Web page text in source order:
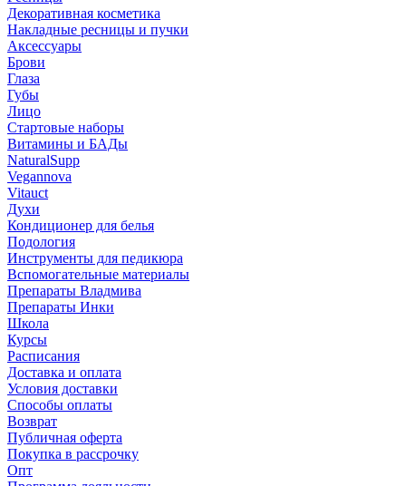
Декоративная косметика
Накладные ресницы и пучки
Аксессуары
Брови
Глаза
Губы
Лицо
Стартовые наборы
Витамины и БАДы
NaturalSupp
Vegannova
Vitauct
Духи
Кондиционер для белья
Подология
Инструменты для педикюра
Вспомогательные материалы
Препараты Владмива
Препараты Инки
Школа
Курсы
Расписания
Доставка и оплата
Условия доставки
Способы оплаты
Возврат
Публичная оферта
Покупка в рассрочку
Опт